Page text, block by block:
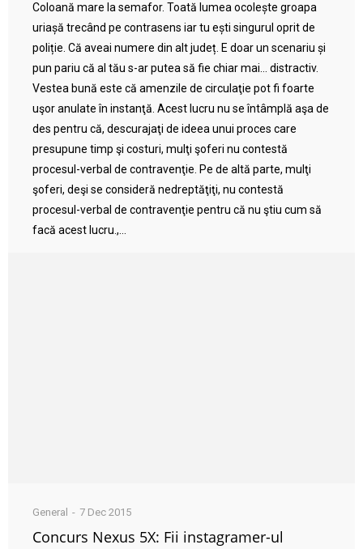
Coloană mare la semafor. Toată lumea ocolește groapa
uriașă trecând pe contrasens iar tu ești singurul oprit de
poliție. Că aveai numere din alt județ. E doar un scenariu și
pun pariu că al tău s-ar putea să fie chiar mai… distractiv.
Vestea bună este că amenzile de circulaţie pot fi foarte
uşor anulate în instanţă. Acest lucru nu se întâmplă aşa de
des pentru că, descurajaţi de ideea unui proces care
presupune timp şi costuri, mulţi şoferi nu contestă
procesul-verbal de contravenţie. Pe de altă parte, mulţi
şoferi, deşi se consideră nedreptăţiţi, nu contestă
procesul-verbal de contravenţie pentru că nu ştiu cum să
facă acest lucru.,...
General 7 Dec 2015
Concurs Nexus 5X: Fii instagramer-ul